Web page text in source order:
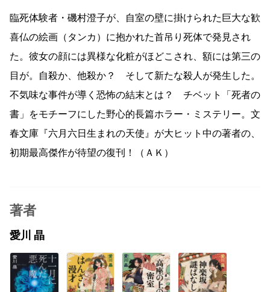
臨死体験者・磯村澄子が、自室の壁に掛けられた巨大な歓
喜仏の絵画（タンカ）に抱かれた首吊り死体で発見され
た。彼女の顔には異様な化粧がほどこされ、額には第三の
目が。自殺か、他殺か？ そして新たな殺人が発生した。
不気味な事件が導く恐怖の結末とは？ チベット「死者の
書」をモチーフにした野心的長篇ホラー・ミステリー。文
春文庫『六月六日生まれの天使』が大ヒット中の著者の、
初期最高傑作が待望の復刊！（ＡＫ）
著者
愛川 晶